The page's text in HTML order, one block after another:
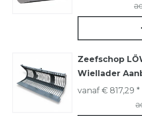
Zeefschop
Wiellader
vanaf € 817,29 *